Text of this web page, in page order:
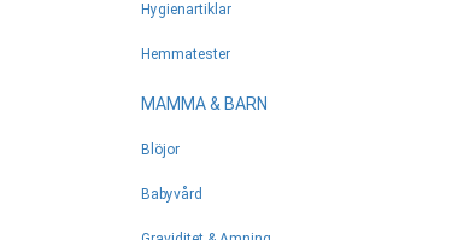
Hygienartiklar
Hemmatester
MAMMA & BARN
Blöjor
Babyvård